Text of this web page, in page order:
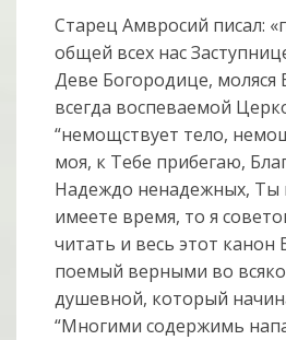
Старец Амвросий писал:
общей всех нас
Деве Богородице,
всегда воспеваемой
“немощствует тело,
моя, к Тебе прибегаю,
Надеждо ненадежных, Ты
имеете время, то я
читать и весь этот
поемый верными во
душевной, который
“Многими содержимь